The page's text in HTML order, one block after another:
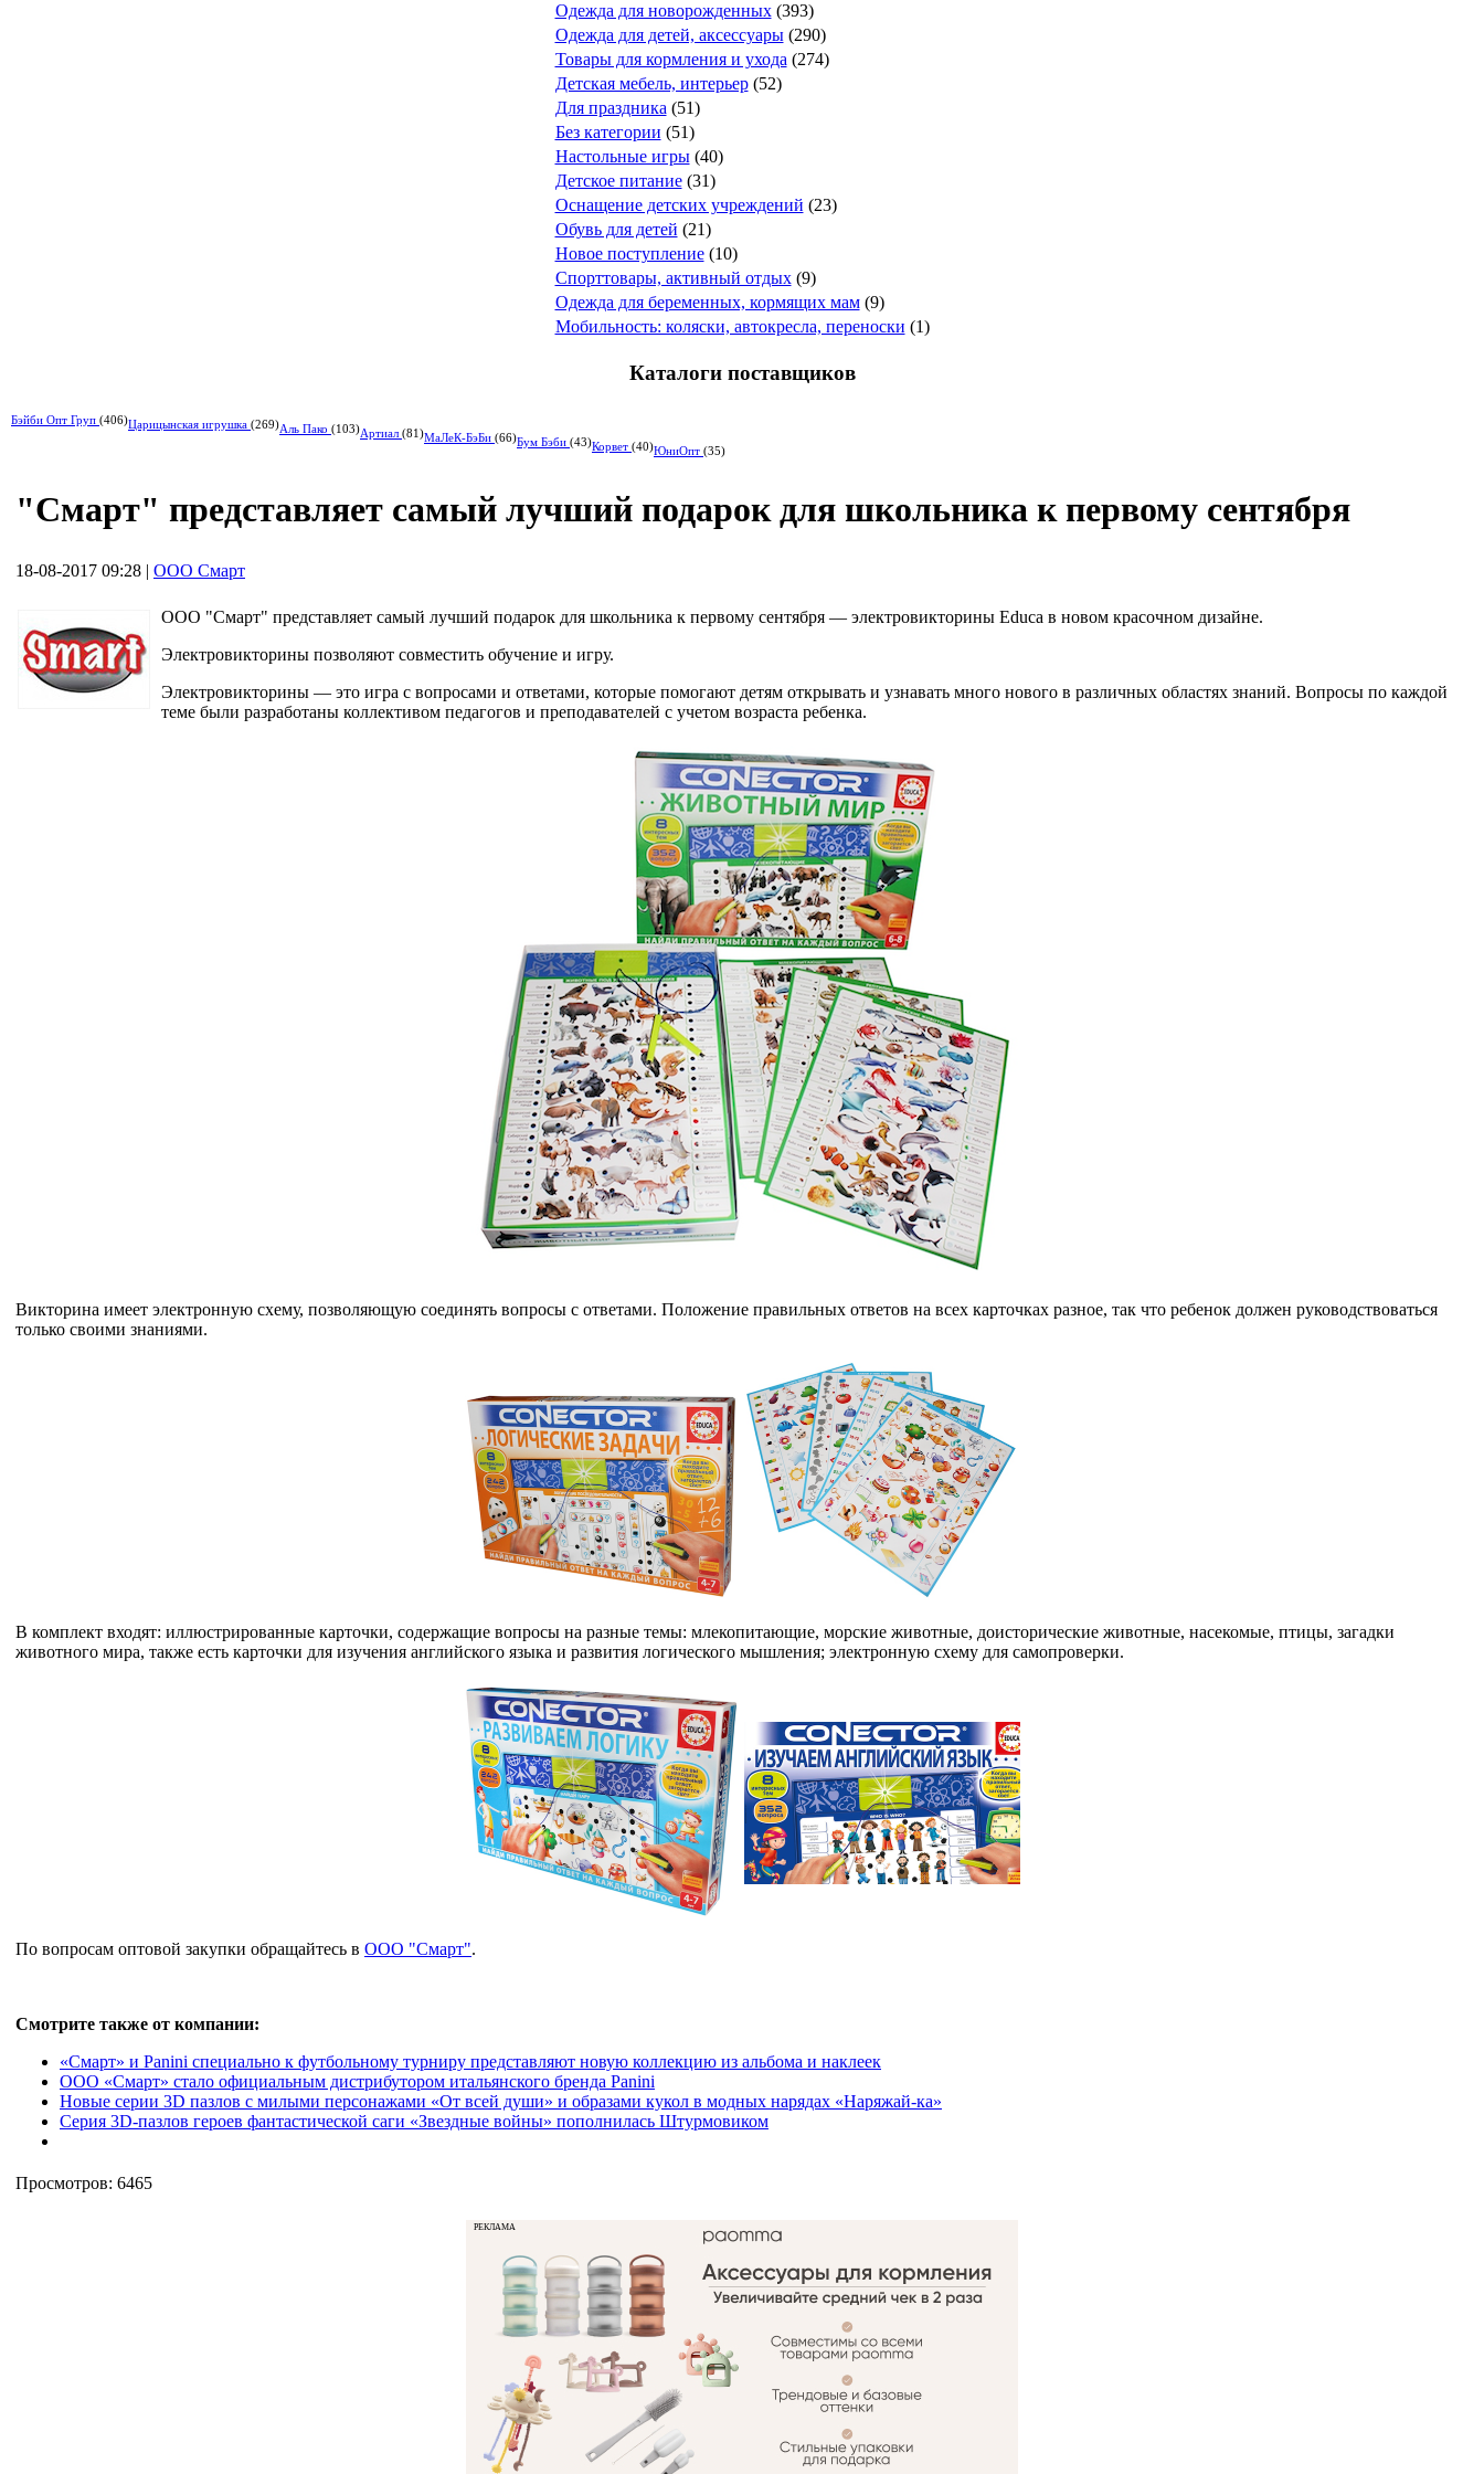
Одежда для новорожденных (393)
Одежда для детей, аксессуары (290)
Товары для кормления и ухода (274)
Детская мебель, интерьер (52)
Для праздника (51)
Без категории (51)
Настольные игры (40)
Детское питание (31)
Оснащение детских учреждений (23)
Обувь для детей (21)
Новое поступление (10)
Спорттовары, активный отдых (9)
Одежда для беременных, кормящих мам (9)
Мобильность: коляски, автокресла, переноски (1)
Каталоги поставщиков
Бэйби Опт Груп (406)Царицынская игрушка (269)Аль Пако (103)Артиал (81)МаЛеК-БэБи (66)Бум Бэби (43)Корвет (40)ЮниОпт (35)
"Смарт" представляет самый лучший подарок для школьника к первому сентября
18-08-2017 09:28 | ООО Смарт
ООО "Смарт" представляет самый лучший подарок для школьника к первому сентября — электровикторины Educa в новом красочном дизайне.
Электровикторины позволяют совместить обучение и игру.
Электровикторины — это игра с вопросами и ответами, которые помогают детям открывать и узнавать много нового в различных областях знаний. Вопросы по каждой
теме были разработаны коллективом педагогов и преподавателей с учетом возраста ребенка.
Викторина имеет электронную схему, позволяющую соединять вопросы с ответами. Положение правильных ответов на всех карточках разное, так что ребенок должен руководствоваться
только своими знаниями.
В комплект входят: иллюстрированные карточки, содержащие вопросы на разные темы: млекопитающие, морские животные, доисторические животные, насекомые, птицы, загадки
животного мира, также есть карточки для изучения английского языка и развития логического мышления; электронную схему для самопроверки.
По вопросам оптовой закупки обращайтесь в ООО "Смарт".
Смотрите также от компании:
«Смарт» и Panini специально к футбольному турниру представляют новую коллекцию из альбома и наклеек
ООО «Смарт» стало официальным дистрибутором итальянского бренда Panini
Новые серии 3D пазлов с милыми персонажами «От всей души» и образами кукол в модных нарядах «Наряжай-ка»
Серия 3D-пазлов героев фантастической саги «Звездные войны» пополнилась Штурмовиком
Просмотров: 6465
РЕКЛАМА